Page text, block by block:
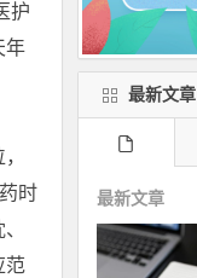
护
年
时
范
最新文章
最新文章